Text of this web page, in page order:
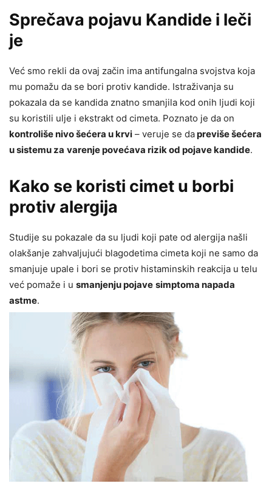
Sprečava pojavu Kandide i leči
je
Već smo rekli da ovaj začin ima antifungalna svojstva koja
mu pomažu da se bori protiv kandide. Istraživanja su
pokazala da se kandida znatno smanjila kod onih ljudi koji
su koristili ulje i ekstrakt od cimeta. Poznato je da on
kontroliše nivo šećera u krvi – veruje se dapreviše šećera
u sistemu za varenje povećava rizik od pojave kandide.
Kako se koristi cimet u borbi
protiv alergija
Studije su pokazale da su ljudi koji pate od alergija našli
olakšanje zahvaljujući blagodetima cimeta koji ne samo da
smanjuje upale i bori se protiv histaminskih reakcija u telu
već pomaže i u smanjenju pojave simptoma napada
astme.